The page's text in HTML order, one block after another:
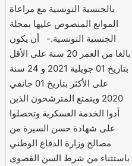
بالجنسية التونسية مع مراعاة
الموانع المنصوص عليها بمجلة
الجنسية التونسية.- أن يكون
بالغا من العمر 20 سنة على الأقل
بتاريخ 01 جويلية 2021 و 24 سنة
على الأكثر بتاريخ 01 جانفي
2020 ويتمتع المترشحون الذين
أدوا الخدمة العسكرية وتحصلوا
على شهادة حسن السيرة من
مصالح وزارة الدفاع الوطني
باستثناء من شرط السن القصوى